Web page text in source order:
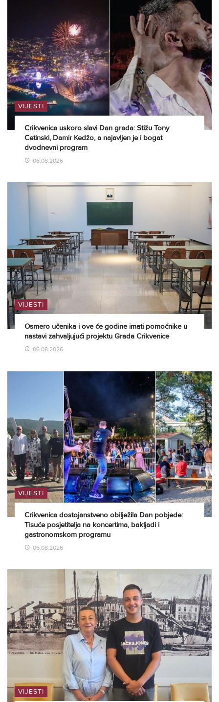
VIJESTI
Crikvenica uskoro slavi Dan grada: Stižu Tony
Cetinski, Damir Kedžo, a najavljen je i bogat
dvodnevni program
06.08.2026
VIJESTI
Osmero učenika i ove će godine imati pomoćnike u
nastavi zahvaljujući projektu Grada Crikvenice
06.08.2026
VIJESTI
Crikvenica dostojanstveno obilježila Dan pobjede:
Tisuće posjetitelja na koncertima, bakljadi i
gastronomskom programu
06.08.2026
VIJESTI